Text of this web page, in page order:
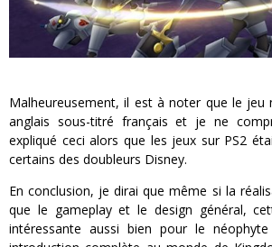
Malheureusement, il est à noter que le jeu
anglais sous-titré français et je ne
expliqué ceci alors que les jeux sur PS2
certains des doubleurs Disney.
En conclusion, je dirai que même si la
que le gameplay et le design général,
intéressante aussi bien pour le